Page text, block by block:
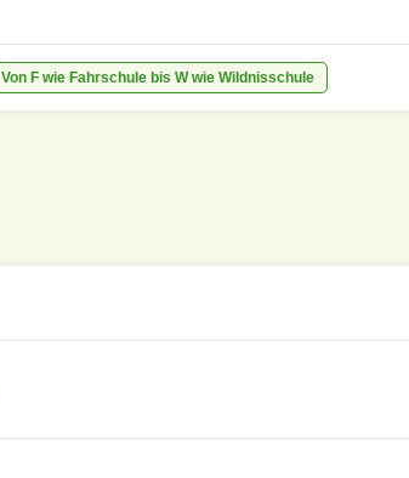
Von F wie Fahrschule bis W wie Wildnisschule